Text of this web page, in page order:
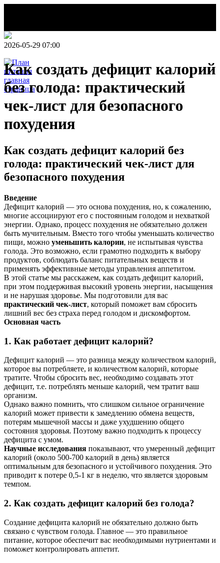
Делаем этот
мир легче!
питания
2026-05-29 07:00
Как создать дефицит калорий
без голода: практический
чек-лист для безопасного
похудения
Как создать дефицит калорий без
голода: практический чек-лист для
безопасного похудения
Введение
Дефицит калорий — это основа похудения, но, к сожалению,
многие ассоциируют его с постоянным голодом и нехваткой
энергии. Однако, процесс похудения не обязательно должен
быть мучительным. Вместо того чтобы уменьшать количество
пищи, можно уменьшить калории, не испытывая чувства
голода. Это возможно, если грамотно подходить к выбору
продуктов, соблюдать баланс питательных веществ и
применять эффективные методы управления аппетитом.
В этой статье мы расскажем, как создать дефицит калорий,
при этом поддерживая высокий уровень энергии, насыщения
и не нарушая здоровье. Мы подготовили для вас
практический чек-лист, который поможет вам сбросить
лишний вес без страха перед голодом и дискомфортом.
Основная часть
1. Как работает дефицит калорий?
Дефицит калорий — это разница между количеством калорий,
которое вы потребляете, и количеством калорий, которые
тратите. Чтобы сбросить вес, необходимо создавать этот
дефицит, т.е. потреблять меньше калорий, чем тратит ваш
организм.
Однако важно помнить, что слишком сильное ограничение
калорий может привести к замедлению обмена веществ,
потерям мышечной массы и даже ухудшению общего
состояния здоровья. Поэтому важно подходить к процессу
дефицита с умом.
Научные исследования показывают, что умеренный дефицит
калорий (около 500-700 калорий в день) является
оптимальным для безопасного и устойчивого похудения. Это
приводит к потере 0,5-1 кг в неделю, что является здоровым
темпом.
2. Как создать дефицит калорий без голода?
Создание дефицита калорий не обязательно должно быть
связано с чувством голода. Главное — это правильное
питание, которое обеспечит вас необходимыми нутриентами и
поможет контролировать аппетит.